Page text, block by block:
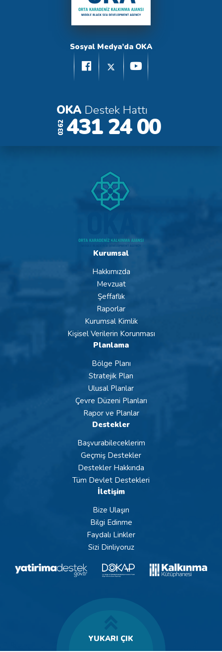
Sosyal Medya’da OKA
OKA Destek Hattı
0362 431 24 00
Kurumsal
Hakkımızda
Mevzuat
Şeffaflık
Raporlar
Kurumsal Kimlik
Kişisel Verilerin Korunması
Planlama
Bölge Planı
Stratejik Plan
Ulusal Planlar
Çevre Düzeni Planları
Rapor ve Planlar
Destekler
Başvurabileceklerim
Geçmiş Destekler
Destekler Hakkında
Tüm Devlet Destekleri
İletişim
Bize Ulaşın
Bilgi Edinme
Faydalı Linkler
Sizi Dinliyoruz
YUKARI ÇIK